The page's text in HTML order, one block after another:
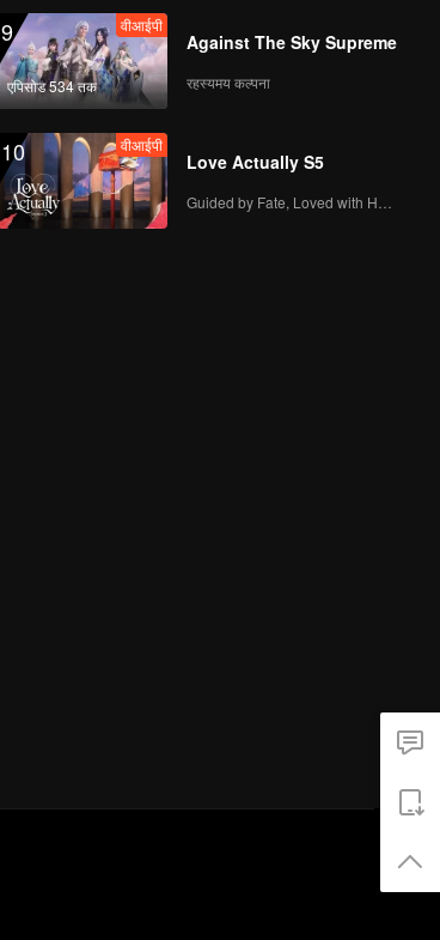
9
एपिसोड 534 तक
वीआईपी
Against The Sky Supreme
रहस्यमय कल्पना
10 वीआईपी
Love Actually S5